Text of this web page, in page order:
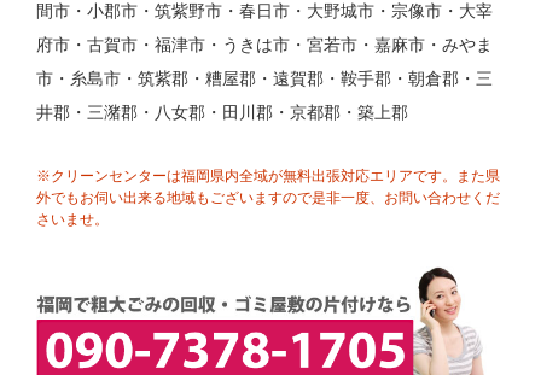
間市・小郡市・筑紫野市・春日市・大野城市・宗像市・大宰
府市・古賀市・福津市・うきは市・宮若市・嘉麻市・みやま
市・糸島市・筑紫郡・糟屋郡・遠賀郡・鞍手郡・朝倉郡・三
井郡・三潴郡・八女郡・田川郡・京都郡・築上郡
※クリーンセンターは福岡県内全域が無料出張対応エリアです。また県
外でもお伺い出来る地域もございますので是非一度、お問い合わせくだ
さいませ。